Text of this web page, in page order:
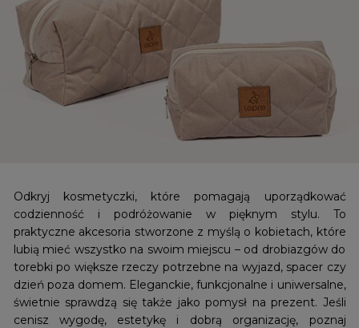
Odkryj kosmetyczki, które pomagają uporządkować
codzienność i podróżowanie w pięknym stylu. To
praktyczne akcesoria stworzone z myślą o kobietach, które
lubią mieć wszystko na swoim miejscu – od drobiazgów do
torebki po większe rzeczy potrzebne na wyjazd, spacer czy
dzień poza domem. Eleganckie, funkcjonalne i uniwersalne,
świetnie sprawdzą się także jako pomysł na prezent. Jeśli
cenisz wygodę, estetykę i dobrą organizację, poznaj